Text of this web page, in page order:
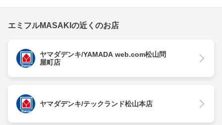
エミフルMASAKIの近くのお店
ヤマダデンキ/YAMADA web.com松山問
屋町店
ヤマダデンキ/テックランド松山本店